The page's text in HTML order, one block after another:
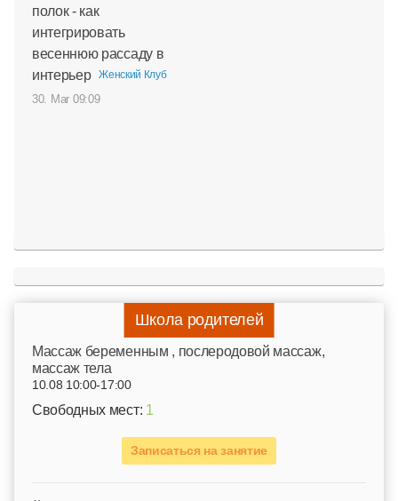
полок - как
интегрировать
весеннюю рассаду в
интерьер
Женский Клуб
30. Mar 09:09
Школа родителей
Mассаж беременным , послеродовой массаж,
массаж тела
10.08 10:00-17:00
Свободных мест: 1
Записаться на занятие